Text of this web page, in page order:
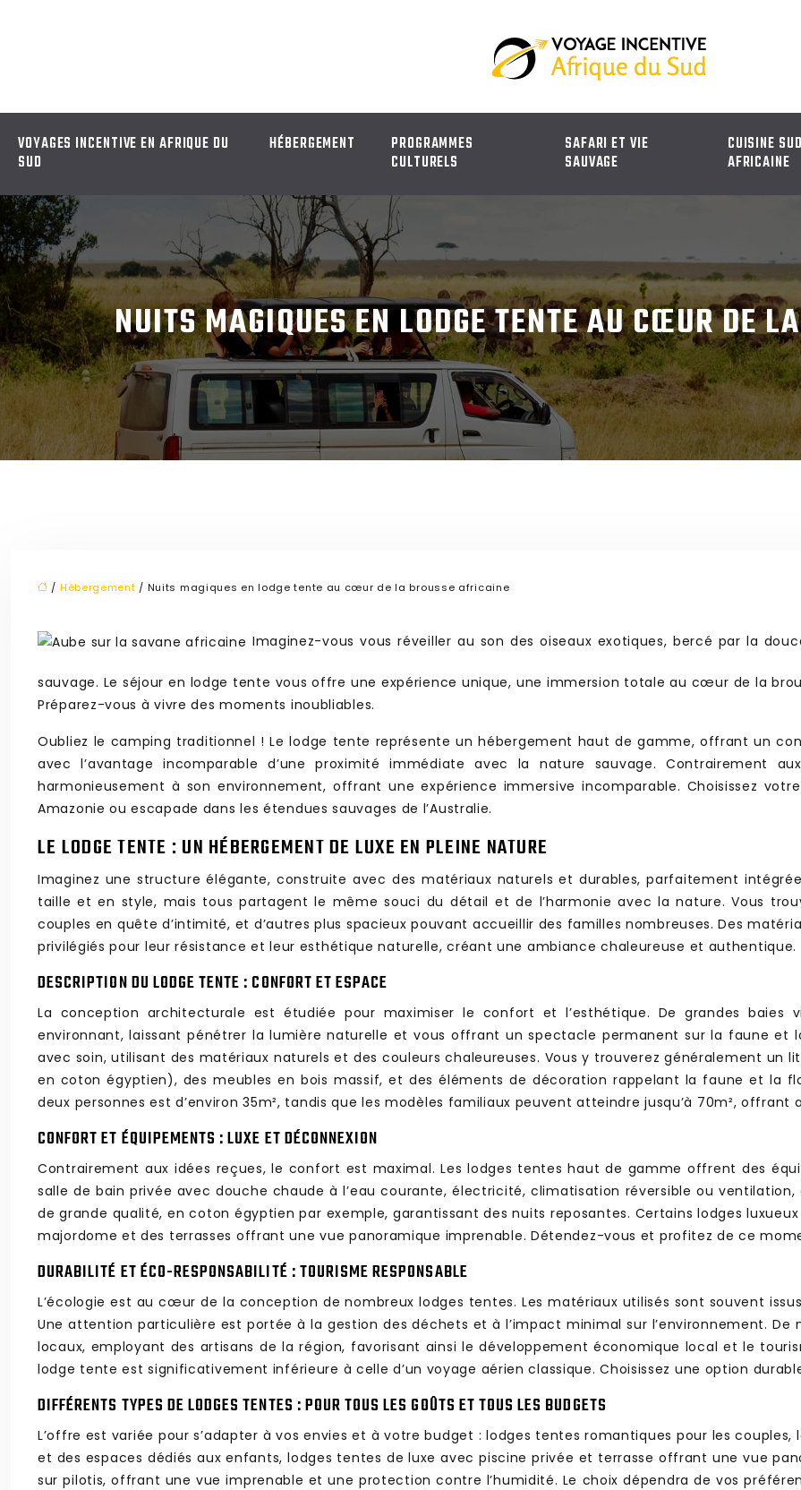
VOYAGES INCENTIVE EN AFRIQUE DU
SUD
HÉBERGEMENT
PROGRAMMES
CULTURELS
SAFARI ET VIE
SAUVAGE
CUISINE
AFRICAINE
NUITS MAGIQUES EN LODGE TENTE AU CŒUR DE
/ Hébergement / Nuits magiques en lodge tente au cœur de la brousse africaine
Imaginez-vous vous réveiller au son des oiseaux exotiques, bercé par la
sauvage. Le séjour en lodge tente vous offre une expérience unique, une immersion totale au cœur de la
Préparez-vous à vivre des moments inoubliables.
Oubliez le camping traditionnel ! Le lodge tente représente un hébergement haut de gamme, offrant un
avec l’avantage incomparable d’une proximité immédiate avec la nature sauvage. Contrairement
harmonieusement à son environnement, offrant une expérience immersive incomparable. Choisissez
Amazonie ou escapade dans les étendues sauvages de l’Australie.
LE LODGE TENTE : UN HÉBERGEMENT DE LUXE EN PLEINE NATURE
Imaginez une structure élégante, construite avec des matériaux naturels et durables, parfaitement
taille et en style, mais tous partagent le même souci du détail et de l’harmonie avec la nature. Vous
couples en quête d’intimité, et d’autres plus spacieux pouvant accueillir des familles nombreuses. Des
privilégiés pour leur résistance et leur esthétique naturelle, créant une ambiance chaleureuse et authentique.
DESCRIPTION DU LODGE TENTE : CONFORT ET ESPACE
La conception architecturale est étudiée pour maximiser le confort et l’esthétique. De grandes baies
environnant, laissant pénétrer la lumière naturelle et vous offrant un spectacle permanent sur la faune et
avec soin, utilisant des matériaux naturels et des couleurs chaleureuses. Vous y trouverez généralement un
en coton égyptien), des meubles en bois massif, et des éléments de décoration rappelant la faune et la
deux personnes est d’environ 35m², tandis que les modèles familiaux peuvent atteindre jusqu’à 70m²,
CONFORT ET ÉQUIPEMENTS : LUXE ET DÉCONNEXION
Contrairement aux idées reçues, le confort est maximal. Les lodges tentes haut de gamme offrent des
salle de bain privée avec douche chaude à l’eau courante, électricité, climatisation réversible ou
de grande qualité, en coton égyptien par exemple, garantissant des nuits reposantes. Certains lodges
majordome et des terrasses offrant une vue panoramique imprenable. Détendez-vous et profitez de ce
DURABILITÉ ET ÉCO-RESPONSABILITÉ : TOURISME RESPONSABLE
L’écologie est au cœur de la conception de nombreux lodges tentes. Les matériaux utilisés sont souvent
Une attention particulière est portée à la gestion des déchets et à l’impact minimal sur l’environnement.
locaux, employant des artisans de la région, favorisant ainsi le développement économique local et le
lodge tente est significativement inférieure à celle d’un voyage aérien classique. Choisissez une option
DIFFÉRENTS TYPES DE LODGES TENTES : POUR TOUS LES GOÛTS ET TOUS LES BUDGETS
L’offre est variée pour s’adapter à vos envies et à votre budget : lodges tentes romantiques pour les
et des espaces dédiés aux enfants, lodges tentes de luxe avec piscine privée et terrasse offrant une vue
sur pilotis, offrant une vue imprenable et une protection contre l’humidité. Le choix dépendra de vos